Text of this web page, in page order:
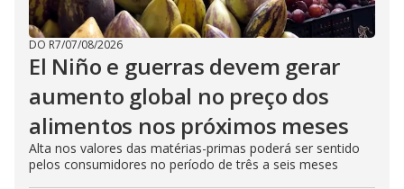
DO R7/07/08/2026
El Niño e guerras devem gerar
aumento global no preço dos
alimentos nos próximos meses
Alta nos valores das matérias-primas poderá ser sentido
pelos consumidores no período de três a seis meses